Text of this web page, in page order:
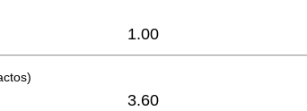
1.00
3.60